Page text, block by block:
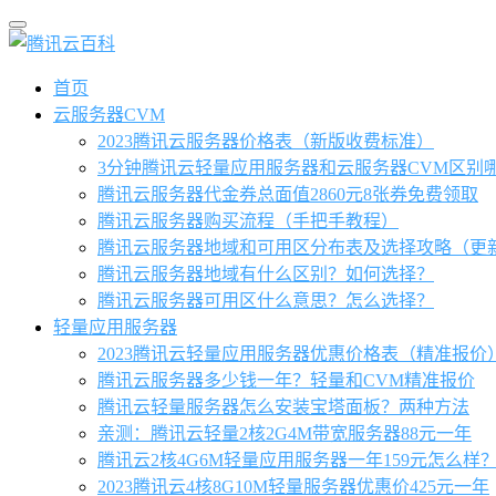
首页
云服务器CVM
2023腾讯云服务器价格表（新版收费标准）
3分钟腾讯云轻量应用服务器和云服务器CVM区别
腾讯云服务器代金券总面值2860元8张券免费领取
腾讯云服务器购买流程（手把手教程）
腾讯云服务器地域和可用区分布表及选择攻略（更
腾讯云服务器地域有什么区别？如何选择？
腾讯云服务器可用区什么意思？怎么选择？
轻量应用服务器
2023腾讯云轻量应用服务器优惠价格表（精准报价）
腾讯云服务器多少钱一年？轻量和CVM精准报价
腾讯云轻量服务器怎么安装宝塔面板？两种方法
亲测：腾讯云轻量2核2G4M带宽服务器88元一年
腾讯云2核4G6M轻量应用服务器一年159元怎么样？
2023腾讯云4核8G10M轻量服务器优惠价425元一年